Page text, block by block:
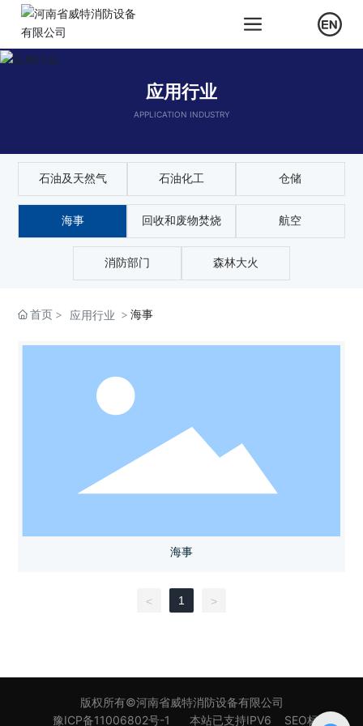
应用行业
APPLICATION INDUSTRY
石油及天然气 石油化工 仓储
海事 回收和废物焚烧 航空
消防部门 森林大火
首页 应用行业 海事
海事
< 1 >
版权所有©河南省威特消防设备有限公司
豫ICP备11006802号-1
本站已支持IPV6 SEO标签